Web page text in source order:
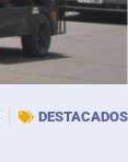
DESTACADOS